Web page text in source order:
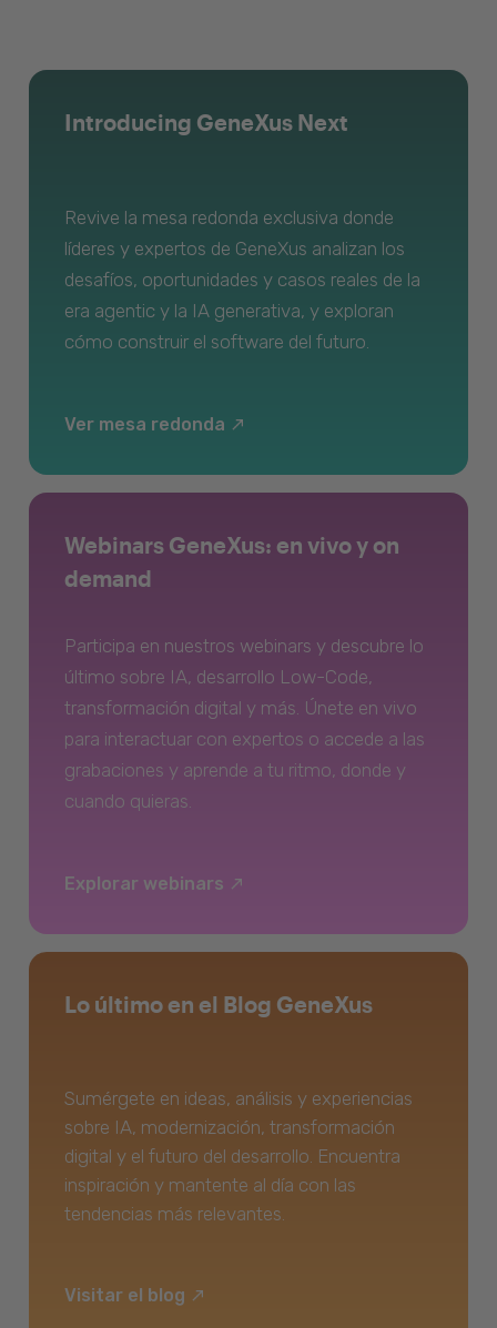
Introducing GeneXus Next
Revive la mesa redonda exclusiva donde
líderes y expertos de GeneXus analizan los
desafíos, oportunidades y casos reales de la
era agentic y la IA generativa, y exploran
cómo construir el software del futuro.
Ver mesa redonda
Webinars GeneXus: en vivo y on
demand
Participa en nuestros webinars y descubre lo
último sobre IA, desarrollo Low-Code,
transformación digital y más. Únete en vivo
para interactuar con expertos o accede a las
grabaciones y aprende a tu ritmo, donde y
cuando quieras.
Explorar webinars
Lo último en el Blog GeneXus
Sumérgete en ideas, análisis y experiencias
sobre IA, modernización, transformación
digital y el futuro del desarrollo. Encuentra
inspiración y mantente al día con las
tendencias más relevantes.
Visitar el blog